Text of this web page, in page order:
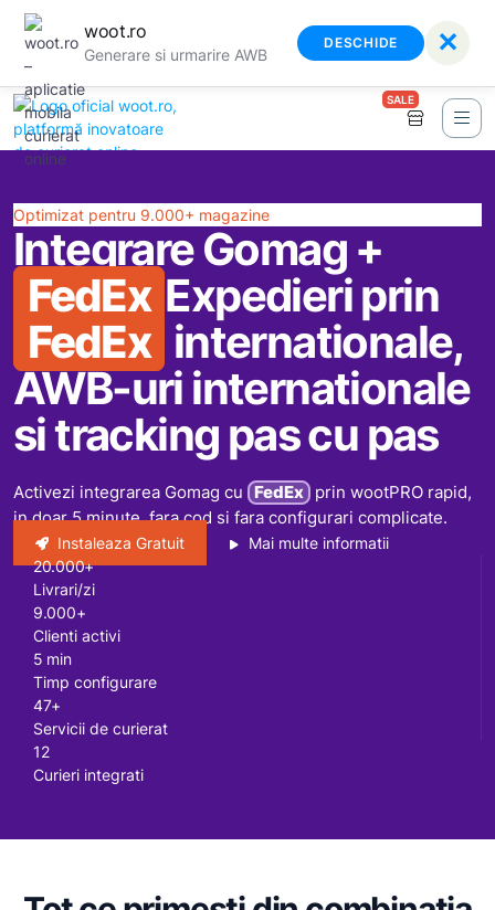
woot.ro
Generare si urmarire AWB
DESCHIDE ✕
SALE
Optimizat pentru 9.000+ magazine
Integrare Gomag +
FedEx Expedieri prin
FedEx internationale,
AWB-uri internationale
si tracking pas cu pas
Activezi integrarea Gomag cu FedEx
prin wootPRO rapid,
in doar 5 minute, fara cod si fara configurari complicate.
Instaleaza Gratuit
Mai multe informatii
20.000+
Livrari/zi
9.000+
Clienti activi
5 min
Timp configurare
47+
Servicii de curierat
12
Curieri integrati